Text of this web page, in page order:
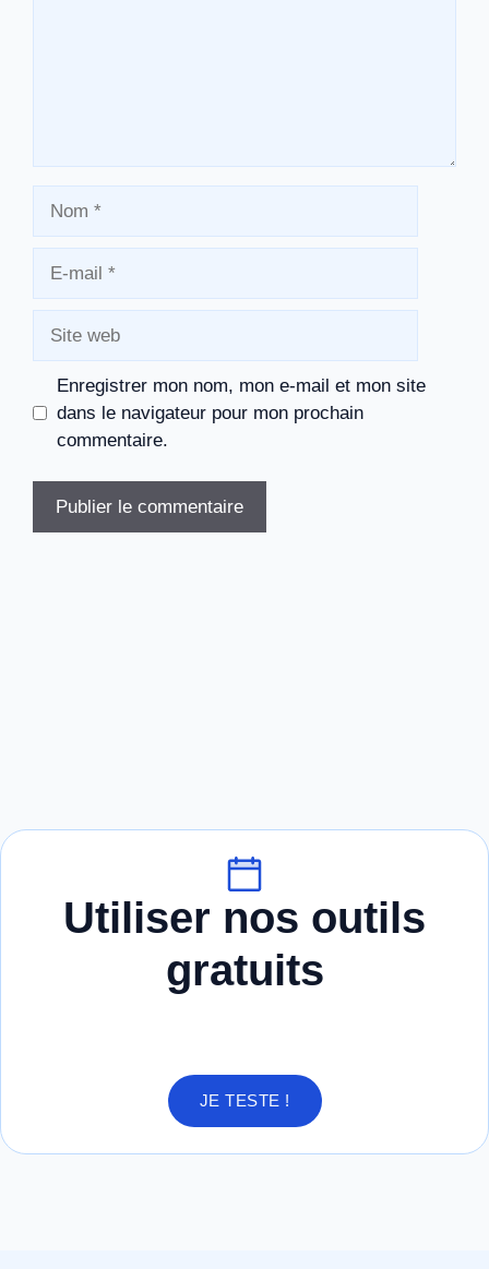
Enregistrer mon nom, mon e-mail et mon site
dans le navigateur pour mon prochain
commentaire.
Utiliser nos outils
gratuits
JE TESTE !